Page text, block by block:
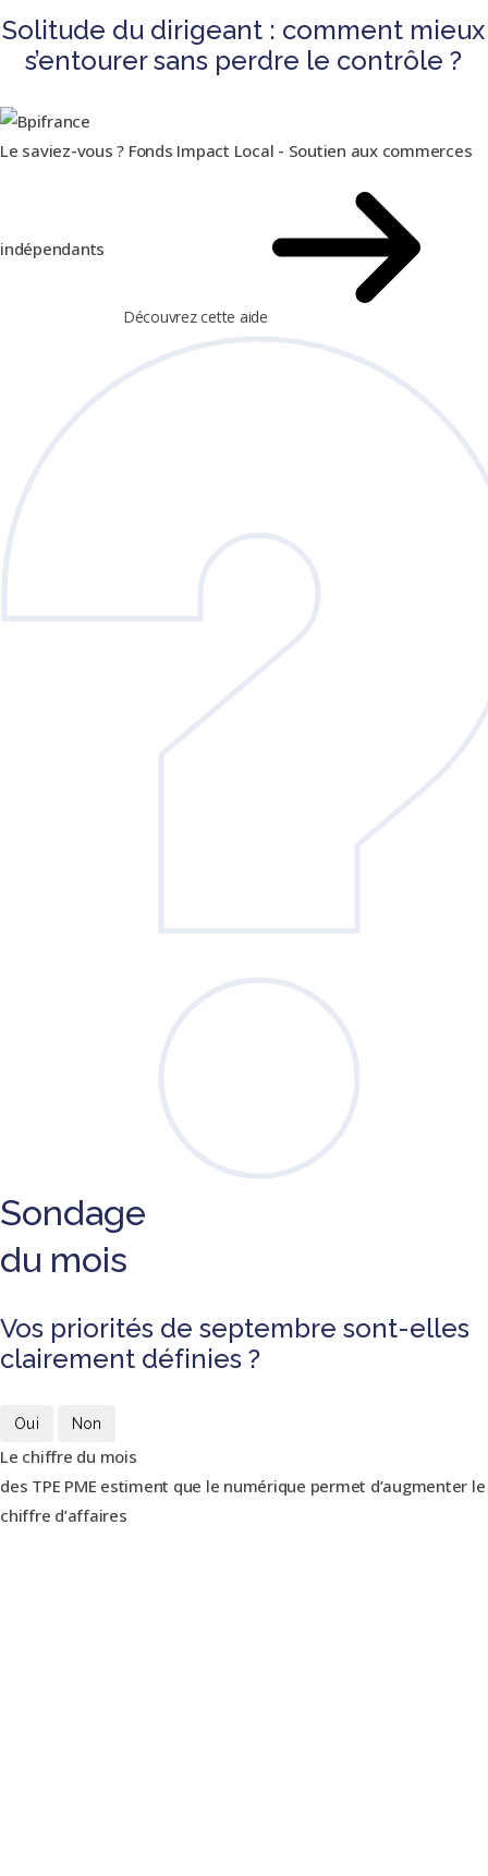
Solitude du dirigeant : comment mieux
s’entourer sans perdre le contrôle ?
Le saviez-vous ? Fonds Impact Local - Soutien aux commerces
indépendants
Découvrez cette aide
Sondage
du mois
Vos priorités de septembre sont-elles
clairement définies ?
Oui Non
Le chiffre du mois
des TPE PME estiment que le numérique permet d’augmenter le
chiffre d’affaires